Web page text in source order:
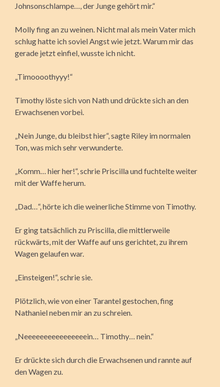
Johnsonschlampe…, der Junge gehört mir.“
Molly fing an zu weinen. Nicht mal als mein Vater mich
schlug hatte ich soviel Angst wie jetzt. Warum mir das
gerade jetzt einfiel, wusste ich nicht.
„Timoooothyyy!“
Timothy löste sich von Nath und drückte sich an den
Erwachsenen vorbei.
„Nein Junge, du bleibst hier“, sagte Riley im normalen
Ton, was mich sehr verwunderte.
„Komm… hier her!“, schrie Priscilla und fuchtelte weiter
mit der Waffe herum.
„Dad…“, hörte ich die weinerliche Stimme von Timothy.
Er ging tatsächlich zu Priscilla, die mittlerweile
rückwärts, mit der Waffe auf uns gerichtet, zu ihrem
Wagen gelaufen war.
„Einsteigen!“, schrie sie.
Plötzlich, wie von einer Tarantel gestochen, fing
Nathaniel neben mir an zu schreien.
„Neeeeeeeeeeeeeeeein… Timothy… nein.“
Er drückte sich durch die Erwachsenen und rannte auf
den Wagen zu.